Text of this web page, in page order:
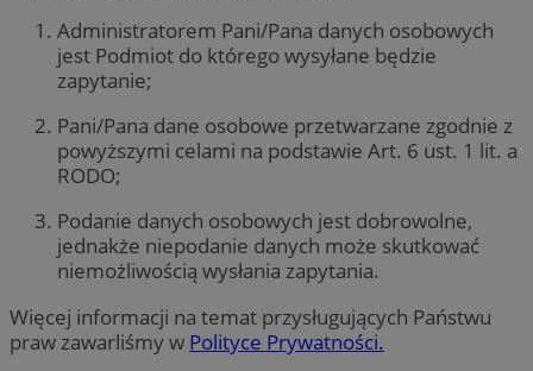
Administratorem Pani/Pana danych osobowych
jest Podmiot do którego wysyłane będzie
zapytanie;
Pani/Pana dane osobowe przetwarzane zgodnie z
powyższymi celami na podstawie Art. 6 ust. 1 lit. a
RODO;
Podanie danych osobowych jest dobrowolne,
jednakże niepodanie danych może skutkować
niemożliwością wysłania zapytania.
Więcej informacji na temat przysługujących Państwu
praw zawarliśmy w Polityce Prywatności.